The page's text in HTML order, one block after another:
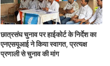
छात्रसंघ चुनाव पर हाईकोर्ट के निर्देश का
एनएसयूआई ने किया स्वागत, प्रत्यक्ष
प्रणाली से चुनाव की मांग